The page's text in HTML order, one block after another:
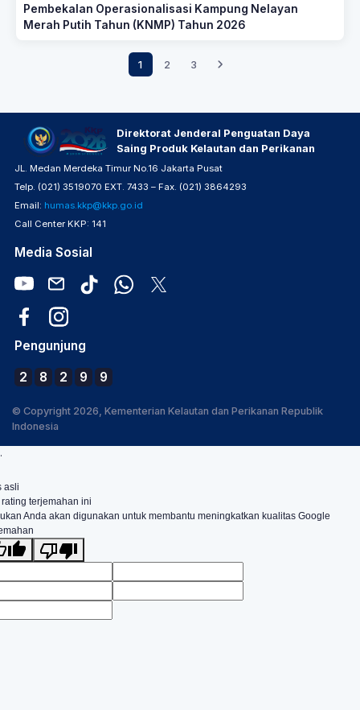
Pembekalan Operasionalisasi Kampung Nelayan
Merah Putih Tahun (KNMP) Tahun 2026
1 2 3
Direktorat Jenderal Penguatan Daya
Saing Produk Kelautan dan Perikanan
JL. Medan Merdeka Timur No.16 Jakarta Pusat
Telp. (021) 3519070 EXT. 7433 – Fax. (021) 3864293
Email: humas.kkp@kkp.go.id
Call Center KKP: 141
Media Sosial
Pengunjung
2 8 2 9 9
© Copyright 2026, Kementerian Kelautan dan Perikanan Republik
Indonesia
.
asli
terjemahan ini
Anda akan digunakan untuk membantu meningkatkan kualitas Google